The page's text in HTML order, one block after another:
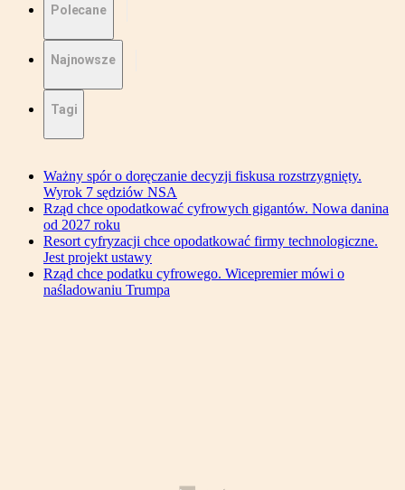
Polecane
Najnowsze
Tagi
Ważny spór o doręczanie decyzji fiskusa rozstrzygnięty.
Wyrok 7 sędziów NSA
Rząd chce opodatkować cyfrowych gigantów. Nowa danina
od 2027 roku
Resort cyfryzacji chce opodatkować firmy technologiczne.
Jest projekt ustawy
Rząd chce podatku cyfrowego. Wicepremier mówi o
naśladowaniu Trumpa